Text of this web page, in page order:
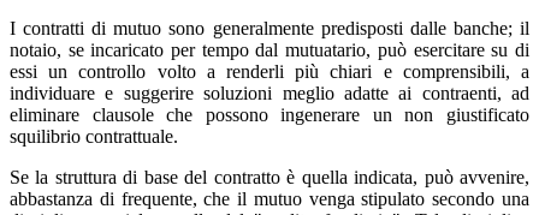
I contratti di mutuo sono generalmente predisposti dalle banche; il
notaio, se incaricato per tempo dal mutuatario, può esercitare su di
essi un controllo volto a renderli più chiari e comprensibili, a
individuare e suggerire soluzioni meglio adatte ai contraenti, ad
eliminare clausole che possono ingenerare un non giustificato
squilibrio contrattuale.
Se la struttura di base del contratto è quella indicata, può avvenire,
abbastanza di frequente, che il mutuo venga stipulato secondo una